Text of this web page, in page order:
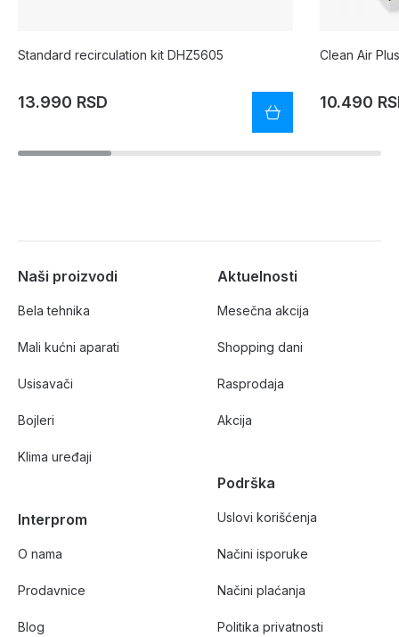
Standard recirculation kit DHZ5605
13.990 RSD
Clean Air
10.490
Naši proizvodi
Bela tehnika
Mali kućni aparati
Usisavači
Bojleri
Klima uređaji
Interprom
O nama
Prodavnice
Blog
Aktuelnosti
Mesečna akcija
Shopping dani
Rasprodaja
Akcija
Podrška
Uslovi korišćenja
Načini isporuke
Načini plaćanja
Politika privatnosti